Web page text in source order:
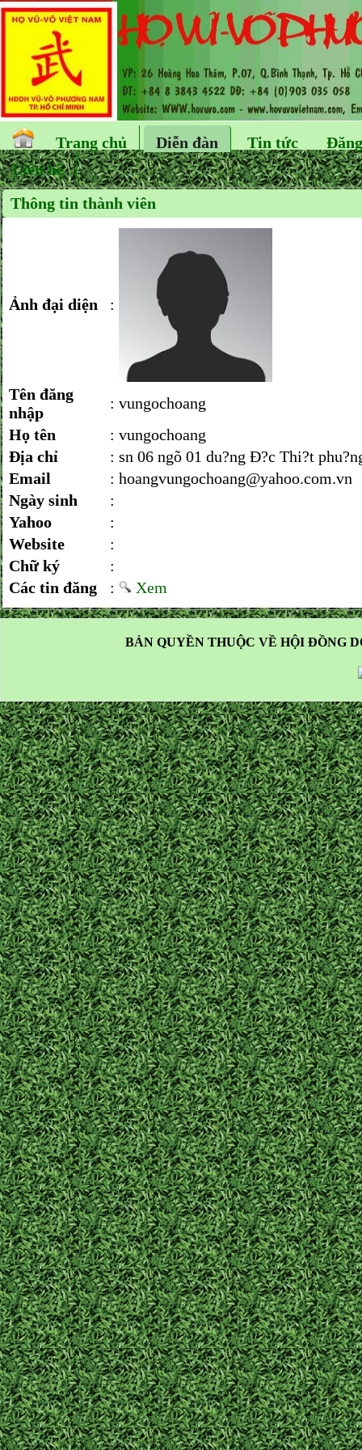
Trang chủ Diễn đàn Tin tức
Liên hệ
Thông tin thành viên
Ảnh đại diện :
Tên đăng
nhập
: vungochoang
Họ tên
: vungochoang
Địa chỉ
: sn 06 ngõ 01 du?ng Ð?c Thi?t
Email
: hoangvungochoang@yahoo.com.vn
Ngày sinh
:
Yahoo
:
Website
:
Chữ ký
:
Các tin đăng
: Xem
BẢN QUYỀN THUỘC VỀ HỘI ĐỒNG